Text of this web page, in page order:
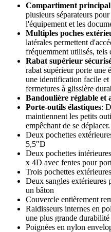
Compartiment principal
plusieurs séparateurs
l'équipement et les
Multiples poches
latérales permettent
fréquemment utilisés, tels
Rabat supérieur
rabat supérieur porte
une identification facile et
fermetures à glissière
Bandoulière réglable et
Porte-outils élastiques:
maintiennent les petits
empêchant de se déplacer.
Deux pochettes
5,5″D
Deux pochettes
x 4D avec fentes pour
Trois pochettes
Deux sangles extérieures
un bâton
Couvercle entièrement
Raidisseurs internes en
une plus grande durabilité
Poignées en nylon